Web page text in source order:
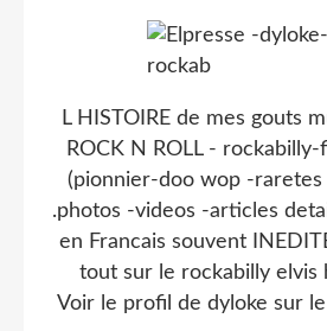
L HISTOIRE de mes gouts
ROCK N ROLL -
(pionnier-doo wop -
.photos -videos -articles
en Francais souvent
tout sur le rockabilly elvis
Voir le profil de dyloke sur